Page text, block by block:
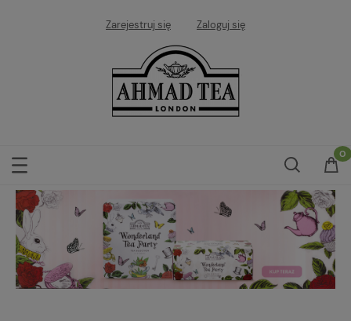
Zarejestruj się Zaloguj się